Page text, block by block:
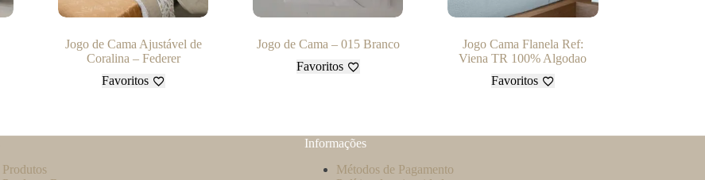
Jogo de Cama Ajustável de
Coralina – Federer
Favoritos
Jogo de Cama – 015 Branco
Favoritos
Jogo Cama Flanela Ref:
Viena TR 100% Algodao
Favoritos
Produtos
Informações
Métodos de Pagamento